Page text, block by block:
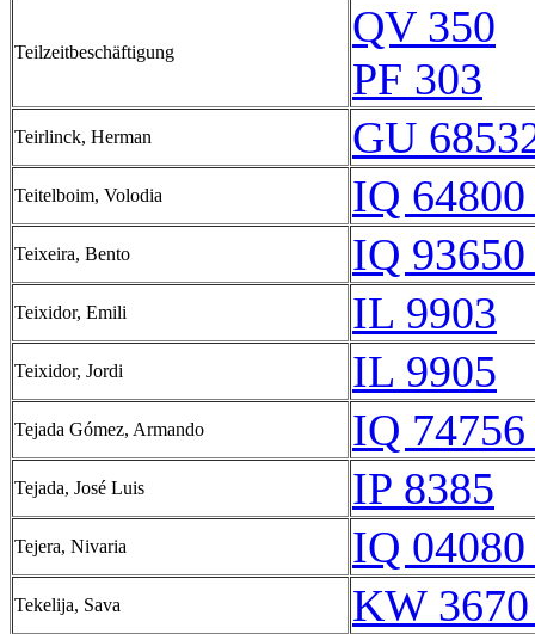
Teilzeitbeschäftigung
QV 350
PF 303
Teirlinck, Herman GU
Teitelboim, Volodia IQ
Teixeira, Bento IQ
Teixidor, Emili IL 9903
Teixidor, Jordi IL 9905
Tejada Gómez, Armando IQ
Tejada, José Luis IP 8385
Tejera, Nivaria IQ
Tekelija, Sava
KW